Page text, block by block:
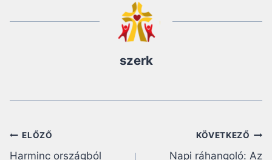
szerk
Bejegyzés
ELŐZŐ
Harminc országból
KÖVETKEZŐ
Napi ráhangoló: Az